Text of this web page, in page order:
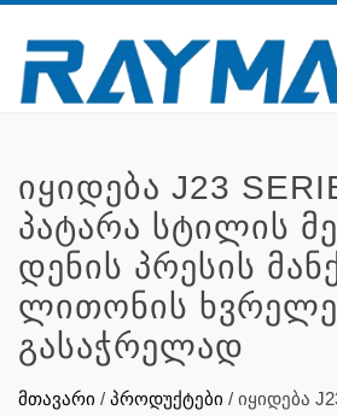
ᲘᲧᲘᲓᲔᲑᲐ J23
ᲞᲐᲢᲐᲠᲐ ᲡᲢᲘᲚᲘᲡ
ᲓᲔᲜᲘᲡ ᲞᲠᲔᲡᲘᲡ
ᲚᲘᲗᲝᲜᲘᲡ
ᲒᲐᲡᲐᲭᲠᲔᲚᲐᲓ
მთავარი / პროდუქტები / იყიდება